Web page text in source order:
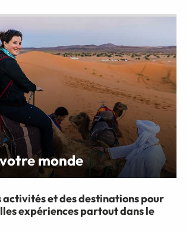
monde
activités et des destinations pour
expériences partout dans le